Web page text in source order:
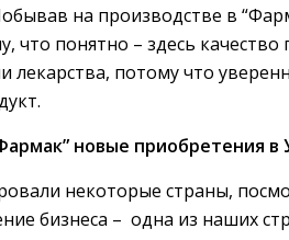
на производстве в
что понятно – здесь
лекарства, потому что
новые приобретения в
некоторые страны,
бизнеса – одна из наших